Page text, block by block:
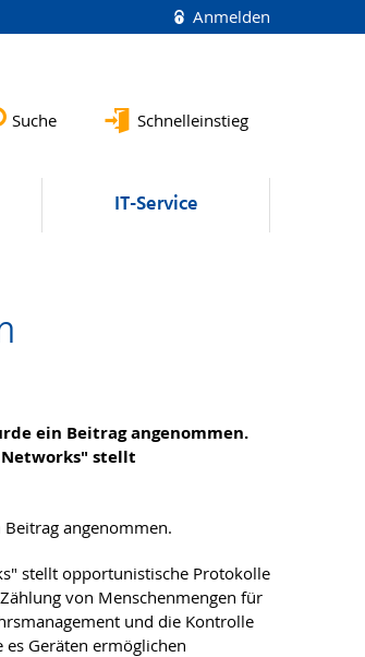
Anmelden
Suche Schnelleinstieg
IT-Service
ein Beitrag angenommen.
stellt
Beitrag angenommen.
stellt opportunistische Protokolle
von Menschenmengen für
und die Kontrolle
Geräten ermöglichen